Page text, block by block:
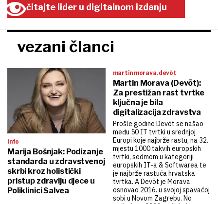
čitajte lider u digitalnom izdanju
vezani članci
info
Marija Bošnjak: Podizanje
standarda u zdravstvenoj
skrbi kroz holistički
pristup zdravlju djece u
Poliklinici Salvea
martin morava, devōt
Martin Morava (Devōt):
Za prestižan rast tvrtke
ključna je bila
digitalizacija zdravstva
Prošle godine Devōt se našao
među 50 IT tvrtki u srednjoj
Europi koje najbrže rastu, na 32.
mjestu 1000 takvih europskih
tvrtki, sedmom u kategoriji
europskih IT-a & Softwarea te
je najbrže rastuća hrvatska
tvrtka. A Devōt je Morava
osnovao 2016. u svojoj spavaćoj
sobi u Novom Zagrebu. No